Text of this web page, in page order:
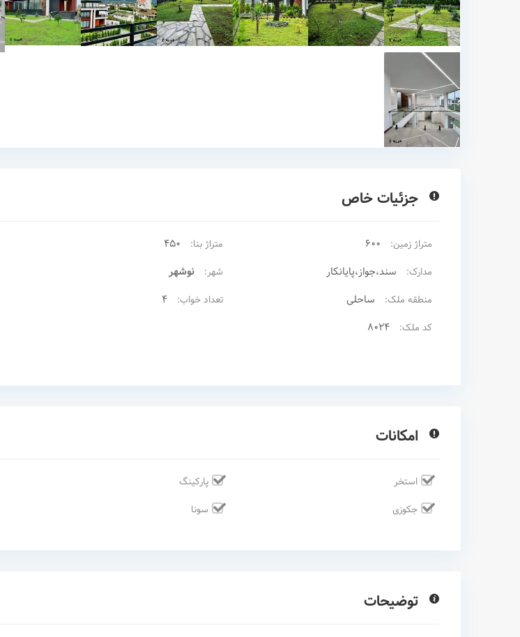
جزئیات خاص
متراژ زمین: 600 متراژ بنا: 450
مدارک: سند،جواز،پایانکار شهر: نوشهر
منطقه ملک: ساحلی تعداد خواب: 4
کد ملک: 8024
امکانات
استخر
پارکینگ
جکوزی
سونا
توضیحات